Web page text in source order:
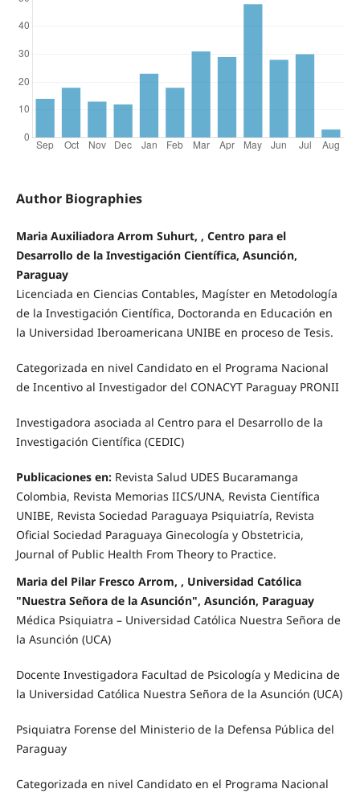
Author Biographies
Maria Auxiliadora Arrom Suhurt, , Centro para el
Desarrollo de la Investigación Científica, Asunción,
Paraguay
Licenciada en Ciencias Contables, Magíster en Metodología
de la Investigación Científica, Doctoranda en Educación en
la Universidad Iberoamericana UNIBE en proceso de Tesis.
Categorizada en nivel Candidato en el Programa Nacional
de Incentivo al Investigador del CONACYT Paraguay PRONII
Investigadora asociada al Centro para el Desarrollo de la
Investigación Científica (CEDIC)
Publicaciones en: Revista Salud UDES Bucaramanga
Colombia, Revista Memorias IICS/UNA, Revista Científica
UNIBE, Revista Sociedad Paraguaya Psiquiatría, Revista
Oficial Sociedad Paraguaya Ginecología y Obstetricia,
Journal of Public Health From Theory to Practice.
Maria del Pilar Fresco Arrom, , Universidad Católica
"Nuestra Señora de la Asunción", Asunción, Paraguay
Médica Psiquiatra – Universidad Católica Nuestra Señora de
la Asunción (UCA)
Docente Investigadora Facultad de Psicología y Medicina de
la Universidad Católica Nuestra Señora de la Asunción (UCA)
Psiquiatra Forense del Ministerio de la Defensa Pública del
Paraguay
Categorizada en nivel Candidato en el Programa Nacional